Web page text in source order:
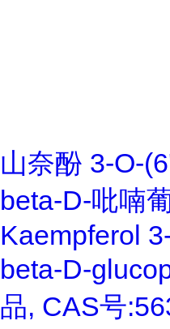
山奈酚 3-O-
beta-D-吡喃
Kaempferol
beta-D-
品, CAS号